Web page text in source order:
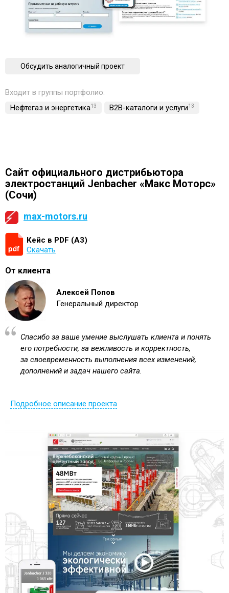
Обсудить аналогичный проект
Входит в группы портфолио:
Нефтегаз и энергетика13 B2B-каталоги и услуги13
Сайт официального дистрибьютора
электростанций Jenbacher «Макс Моторс»
(Сочи)
max-motors.ru
Кейс в PDF (А3)
Скачать
От клиента
Алексей Попов
Генеральный директор
Спасибо за ваше умение выслушать клиента и понять
его потребности, за вежливость и корректность,
за своевременность выполнения всех изменений,
дополнений и задач нашего сайта.
Подробное описание проекта